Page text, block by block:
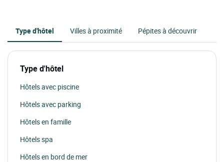
Type d'hôtel Villes à proximité Pépites à découvrir
Type d'hôtel
Hôtels avec piscine
Hôtels avec parking
Hôtels en famille
Hôtels spa
Hôtels en bord de mer